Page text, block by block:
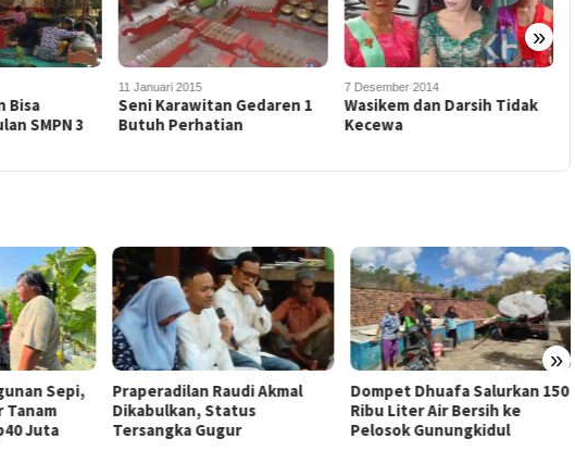
»
1
7 Desember 2014
Wasikem dan Darsih Tidak
Kecewa
8 Desember 2016
Karawitan
»
Akmal
Dompet Dhuafa Salurkan 150
Ribu Liter Air Bersih ke
Pelosok Gunungkidul
Pemkab Gunungkidul Dorong
Tol Tembus Nglanggeran,
Bahas Akses Jalan hingga